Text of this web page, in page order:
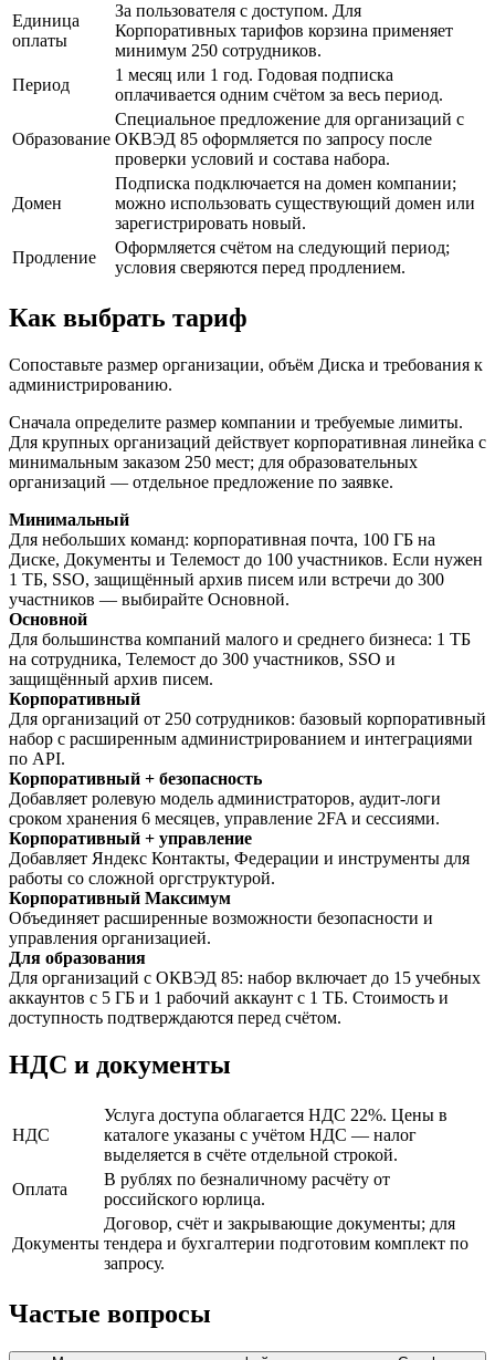
Единица
оплаты
За пользователя с доступом. Для
Корпоративных тарифов корзина применяет
минимум 250 сотрудников.
Период
1 месяц или 1 год. Годовая подписка
оплачивается одним счётом за весь период.
Образование
Специальное предложение для организаций с
ОКВЭД 85 оформляется по запросу после
проверки условий и состава набора.
Домен
Подписка подключается на домен компании;
можно использовать существующий домен или
зарегистрировать новый.
Продление
Оформляется счётом на следующий период;
условия сверяются перед продлением.
Как выбрать тариф
Сопоставьте размер организации, объём Диска и требования к
администрированию.
Сначала определите размер компании и требуемые лимиты.
Для крупных организаций действует корпоративная линейка с
минимальным заказом 250 мест; для образовательных
организаций — отдельное предложение по заявке.
Минимальный
Для небольших команд: корпоративная почта, 100 ГБ на
Диске, Документы и Телемост до 100 участников. Если нужен
1 ТБ, SSO, защищённый архив писем или встречи до 300
участников — выбирайте Основной.
Основной
Для большинства компаний малого и среднего бизнеса: 1 ТБ
на сотрудника, Телемост до 300 участников, SSO и
защищённый архив писем.
Корпоративный
Для организаций от 250 сотрудников: базовый корпоративный
набор с расширенным администрированием и интеграциями
по API.
Корпоративный + безопасность
Добавляет ролевую модель администраторов, аудит-логи
сроком хранения 6 месяцев, управление 2FA и сессиями.
Корпоративный + управление
Добавляет Яндекс Контакты, Федерации и инструменты для
работы со сложной оргструктурой.
Корпоративный Максимум
Объединяет расширенные возможности безопасности и
управления организацией.
Для образования
Для организаций с ОКВЭД 85: набор включает до 15 учебных
аккаунтов с 5 ГБ и 1 рабочий аккаунт с 1 ТБ. Стоимость и
доступность подтверждаются перед счётом.
НДС и документы
НДС
Услуга доступа облагается НДС 22%. Цены в
каталоге указаны с учётом НДС — налог
выделяется в счёте отдельной строкой.
Оплата
В рублях по безналичному расчёту от
российского юрлица.
Документы
Договор, счёт и закрывающие документы; для
тендера и бухгалтерии подготовим комплект по
запросу.
Частые вопросы